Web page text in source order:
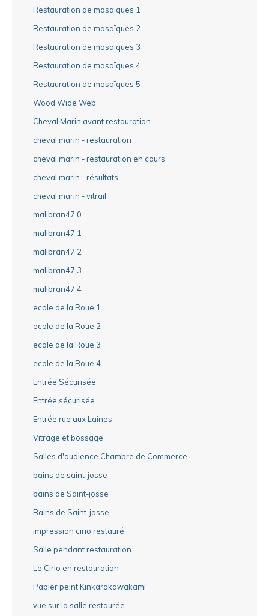
Restauration de mosaïques 1
Restauration de mosaïques 2
Restauration de mosaïques 3
Restauration de mosaïques 4
Restauration de mosaïques 5
Wood Wide Web
Cheval Marin avant restauration
cheval marin - restauration
cheval marin - restauration en cours
cheval marin - résultats
cheval marin - vitrail
malibran47 0
malibran47 1
malibran47 2
malibran47 3
malibran47 4
ecole de la Roue 1
ecole de la Roue 2
ecole de la Roue 3
ecole de la Roue 4
Entrée Sécurisée
Entrée sécurisée
Entrée rue aux Laines
Vitrage et bossage
Salles d'audience Chambre de Commerce
bains de saint-josse
bains de Saint-josse
Bains de Saint-josse
impression cirio restauré
Salle pendant restauration
Le Cirio en restauration
Papier peint Kinkarakawakami
vue sur la salle restaurée